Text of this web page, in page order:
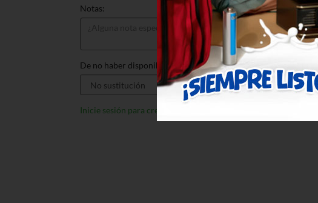
Notas:
De no haber disponible, sustituir por:
Inicie sesión para crear listas